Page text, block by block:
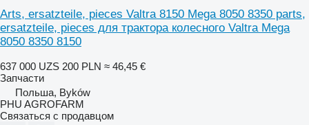
Arts, ersatzteile, pieces Valtra 8150 Mega 8050 8350 parts,
ersatzteile, pieces для трактора колесного Valtra Mega
8050 8350 8150
637 000 UZS 200 PLN ≈ 46,45 €
Запчасти
Польша, Byków
PHU AGROFARM
Связаться с продавцом